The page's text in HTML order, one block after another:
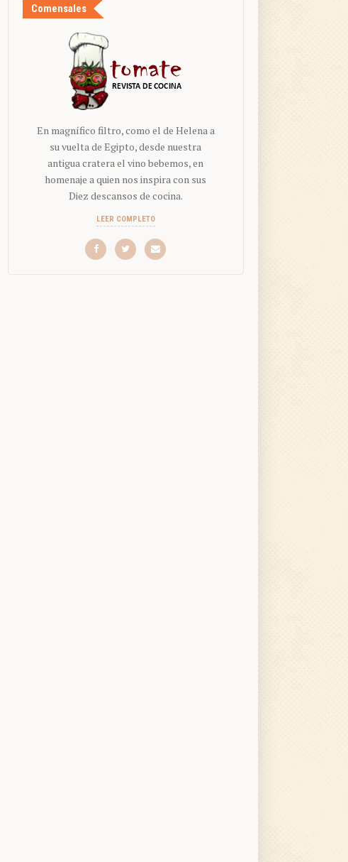
Comensales
En magnífico filtro, como el de Helena a
su vuelta de Egipto, desde nuestra
antigua cratera el vino bebemos, en
homenaje a quien nos inspira con sus
Diez descansos de cocina.
LEER COMPLETO